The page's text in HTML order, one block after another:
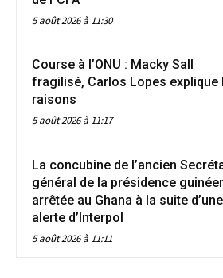
5 août 2026 à 11:30
Course à l’ONU : Macky Sall
fragilisé, Carlos Lopes explique
raisons
5 août 2026 à 11:17
La concubine de l’ancien
général de la présidence
arrêtée au Ghana à la suite d’une
alerte d’Interpol
5 août 2026 à 11:11